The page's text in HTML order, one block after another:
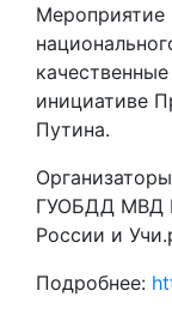
Мероприятие
инициативе
Путина.
ГУОБДД МВД
России и
Подробнее: